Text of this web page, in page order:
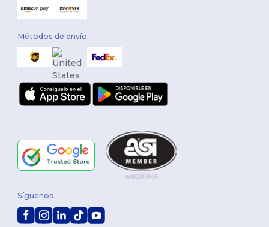
Métodos de envío
Síguenos